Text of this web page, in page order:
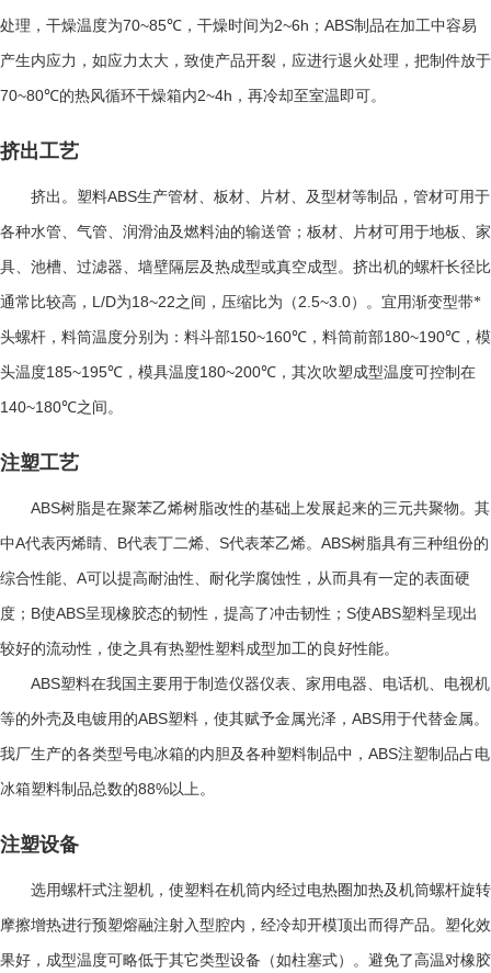
处理，干燥温度为70~85℃ ，干燥时间为2~6h ； ABS制品在加工中容易
产生内应力，如应力太大，致使产品开裂，应进行退火处理，把制件放于
70~80℃的热风循环干燥箱内2~4h ，再冷却至室温即可。
挤出工艺
挤出。塑料ABS生产管材、板材、片材、及型材等制品，管材可用于
各种水管、气管、润滑油及燃料油的输送管；板材、片材可用于地板、家
具、池槽、过滤器、墙壁隔层及热成型或真空成型。挤出机的螺杆长径比
通常比较高， L/D为18~22之间，压缩比为（ 2.5~3.0）。宜用渐变型带*
头螺杆，料筒温度分别为：料斗部150~160℃ ，料筒前部180~190℃ ，模
头温度185~195℃ ，模具温度180~200℃ ，其次吹塑成型温度可控制在
140~180℃之间。
注塑工艺
ABS树脂是在聚苯乙烯树脂改性的基础上发展起来的三元共聚物。其
中A代表丙烯睛、 B代表丁二烯、 S代表苯乙烯。 ABS树脂具有三种组份的
综合性能、 A可以提高耐油性、耐化学腐蚀性，从而具有一定的表面硬
度； B使ABS呈现橡胶态的韧性，提高了冲击韧性； S使ABS塑料呈现出
较好的流动性，使之具有热塑性塑料成型加工的良好性能。
ABS塑料在我国主要用于制造仪器仪表、家用电器、电话机、电视机
等的外壳及电镀用的ABS塑料，使其赋予金属光泽， ABS用于代替金属。
我厂生产的各类型号电冰箱的内胆及各种塑料制品中， ABS注塑制品占电
冰箱塑料制品总数的88%以上。
注塑设备
选用螺杆式注塑机，使塑料在机筒内经过电热圈加热及机筒螺杆旋转
摩擦增热进行预塑熔融注射入型腔内，经冷却开模顶出而得产品。塑化效
果好，成型温度可略低于其它类型设备（如柱塞式）。避免了高温对橡胶